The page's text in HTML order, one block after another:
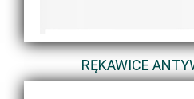
RĘKAWICE